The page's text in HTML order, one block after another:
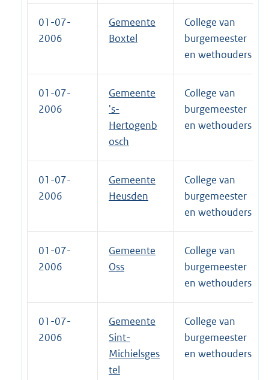
01-07-
2006
Gemeente
Boxtel
College van
burgemeester
en wethouders
01-07-
2006
Gemeente
's-
Hertogenb
osch
College van
burgemeester
en wethouders
01-07-
2006
Gemeente
Heusden
College van
burgemeester
en wethouders
01-07-
2006
Gemeente
Oss
College van
burgemeester
en wethouders
01-07-
2006
Gemeente
Sint-
Michielsges
tel
College van
burgemeester
en wethouders